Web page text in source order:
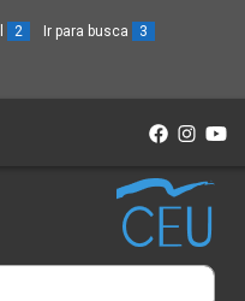
2 Ir para busca 3